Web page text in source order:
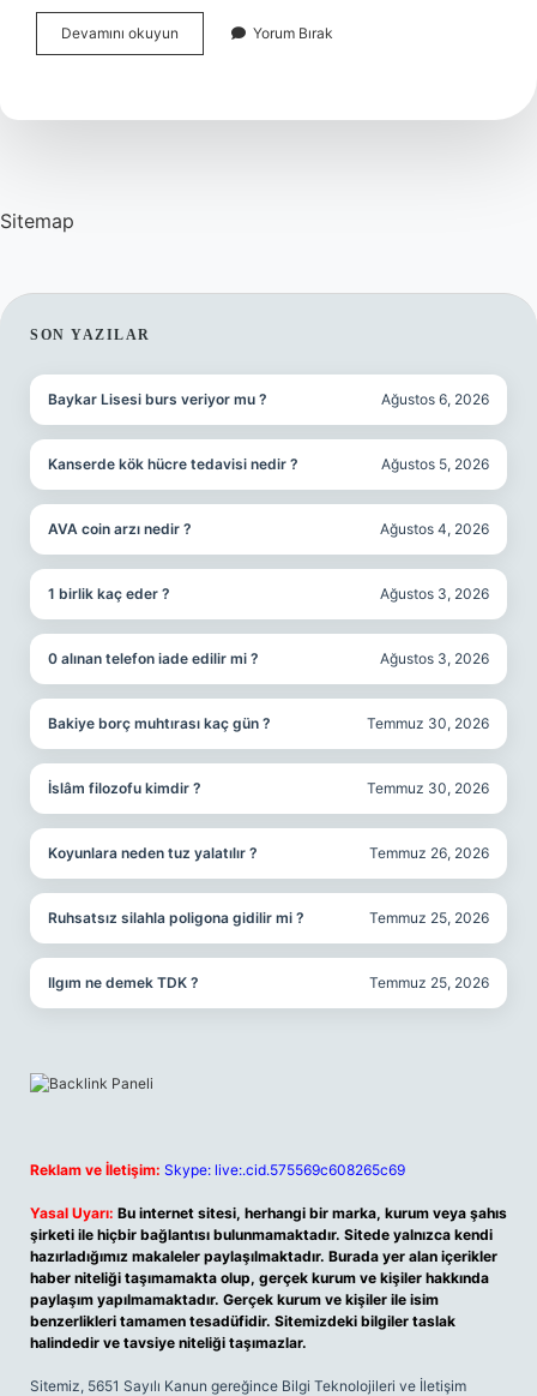
Devamını okuyun Ulaştırma
Politikası
Yorum Bırak
Sitemap
SIDEBAR
SON YAZILAR
Baykar Lisesi burs veriyor mu ? Ağustos 6, 2026
Kanserde kök hücre tedavisi nedir ? Ağustos 5, 2026
AVA coin arzı nedir ? Ağustos 4, 2026
1 birlik kaç eder ? Ağustos 3, 2026
0 alınan telefon iade edilir mi ? Ağustos 3, 2026
Bakiye borç muhtırası kaç gün ? Temmuz 30, 2026
İslâm filozofu kimdir ? Temmuz 30, 2026
Koyunlara neden tuz yalatılır ? Temmuz 26, 2026
Ruhsatsız silahla poligona gidilir mi ? Temmuz 25, 2026
Ilgım ne demek TDK ? Temmuz 25, 2026
Reklam ve İletişim: Skype: live:.cid.575569c608265c69
Yasal Uyarı: Bu internet sitesi, herhangi bir marka, kurum veya şahıs
şirketi ile hiçbir bağlantısı bulunmamaktadır. Sitede yalnızca kendi
hazırladığımız makaleler paylaşılmaktadır. Burada yer alan içerikler
haber niteliği taşımamakta olup, gerçek kurum ve kişiler hakkında
paylaşım yapılmamaktadır. Gerçek kurum ve kişiler ile isim
benzerlikleri tamamen tesadüfidir. Sitemizdeki bilgiler taslak
halindedir ve tavsiye niteliği taşımazlar.
Sitemiz, 5651 Sayılı Kanun gereğince Bilgi Teknolojileri ve İletişim